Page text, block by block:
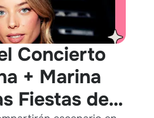
Concierto
+ Marina
Fiestas del